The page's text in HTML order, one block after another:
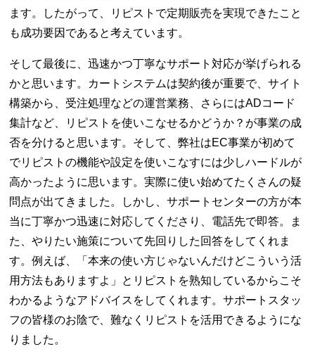
ます。したがって、リピストで定期販売を実現できたこと
も成功要因であると考えています。
そして最後に、迅速かつ丁寧なサポート対応が挙げられる
かと思います。カートシステムは契約後が重要で、サイト
構築から、受注処理などの運営業務、さらにはADコード
集計など、リピストを使いこなせるかどうか？が事業の成
否を分けると思います。そして、弊社はEC事業が初めて
でリピストの機能や設定を使いこなすには少しハードルが
高かったように思います。実際に使い始めてたくさんの疑
問点が出てきました。しかし、サポートセンターの方が本
当に丁寧かつ迅速に対応してくださり、電話先で即答。ま
た、やりたい施策について先回りした回答をしてくれま
す。例えば、「本来の使い方じゃないんだけどこういう活
用方法もありますよ」とリピストを熟知しているからこそ
わかるようなアドバイスをしてくれます。サポートスタッ
フの皆様のお陰で、難なくリピストを活用できるようにな
りました。